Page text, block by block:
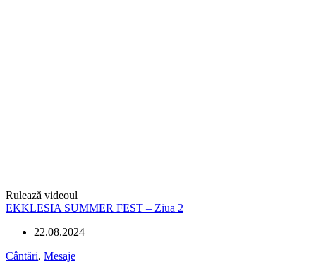
Rulează videoul
EKKLESIA SUMMER FEST – Ziua 2
22.08.2024
Cântări, Mesaje